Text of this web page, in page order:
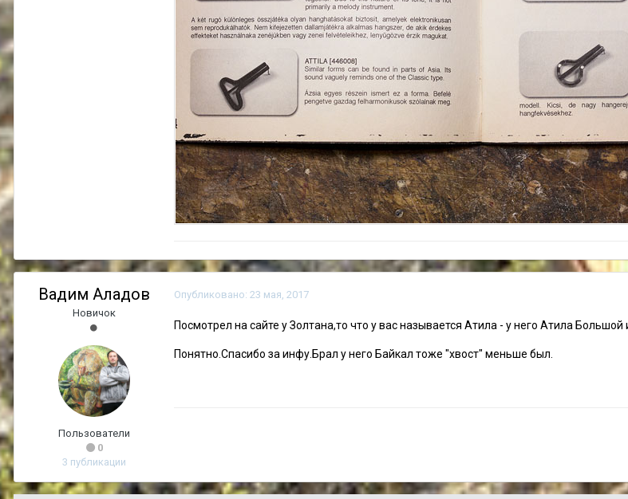
Вадим Аладов
Новичок
Пользователи
0
3 публикации
Опубликовано: 23 мая, 2017
Посмотрел на сайте у Золтана,то что у вас называется Атила - у него Атила
Понятно.Спасибо за инфу.Брал у него Байкал тоже "хвост" меньше был.